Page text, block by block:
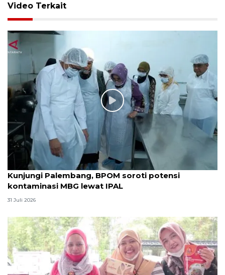
Video Terkait
Kunjungi Palembang, BPOM soroti potensi
kontaminasi MBG lewat IPAL
31 Juli 2026